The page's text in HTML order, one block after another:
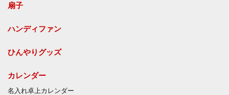
扇子
ハンディファン
ひんやりグッズ
カレンダー
名入れ卓上カレンダー